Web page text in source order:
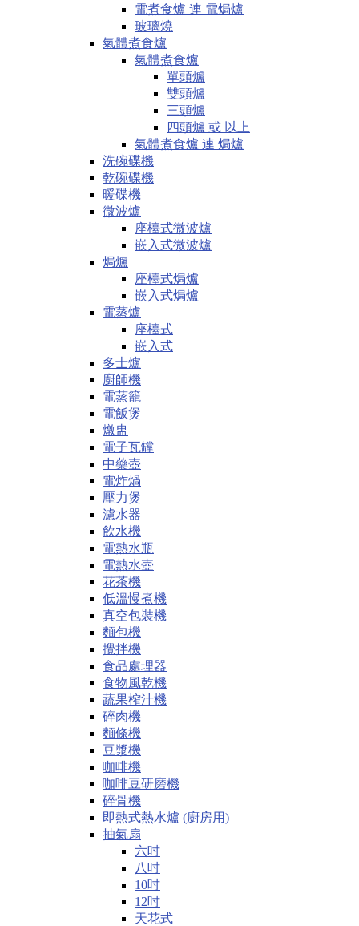
電煮食爐 連 電焗爐
玻璃燒
氣體煮食爐
氣體煮食爐
單頭爐
雙頭爐
三頭爐
四頭爐 或 以上
氣體煮食爐 連 焗爐
洗碗碟機
乾碗碟機
暖碟機
微波爐
座檯式微波爐
嵌入式微波爐
焗爐
座檯式焗爐
嵌入式焗爐
電蒸爐
座檯式
嵌入式
多士爐
廚師機
電蒸籠
電飯煲
燉盅
電子瓦罉
中藥壺
電炸煱
壓力煲
濾水器
飲水機
電熱水瓶
電熱水壺
花茶機
低溫慢煮機
真空包裝機
麵包機
攪拌機
食品處理器
食物風乾機
蔬果榨汁機
碎肉機
麵條機
豆漿機
咖啡機
咖啡豆研磨機
碎骨機
即熱式熱水爐 (廚房用)
抽氣扇
六吋
八吋
10吋
12吋
天花式